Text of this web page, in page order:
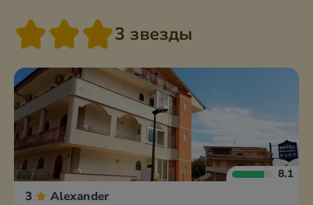
3 звезды
8.1
3 Alexander